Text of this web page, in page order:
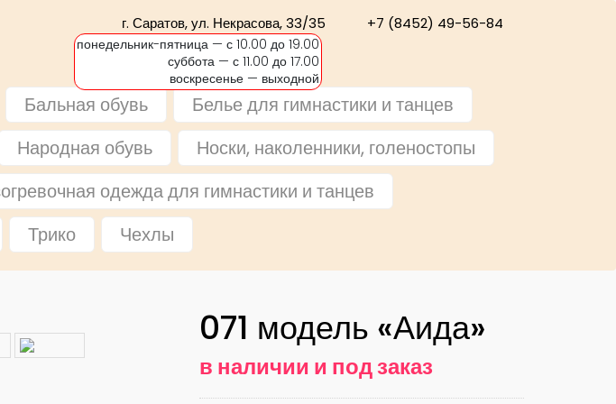
г. Саратов, ул. Некрасова, 33/35
понедельник-пятница — с 10.00 до 19.00
суббота — с 11.00 до 17.00
воскресенье — выходной
+7 (8452) 49-56-84
Бальная обувь
Белье для гимнастики и танцев
Народная обувь
Носки, наколенники, голеностопы
одежда для гимнастики и танцев
Трико Чехлы
071 модель «Аида»
в наличии и под заказ